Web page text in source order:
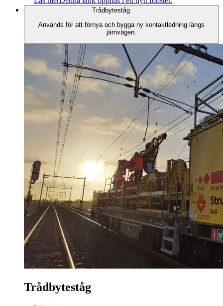
Trådbyteståg
Används för att förnya och bygga ny kontaktledning längs
järnvägen.
Trådbyteståg